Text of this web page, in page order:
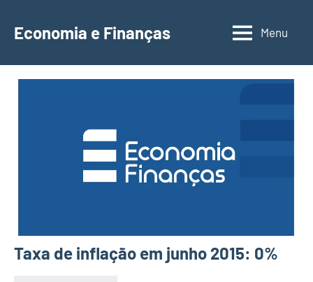
para
conteúdo
Economia e Finanças
Depósitos
Menu
Taxa de inflação em junho 2015: 0%